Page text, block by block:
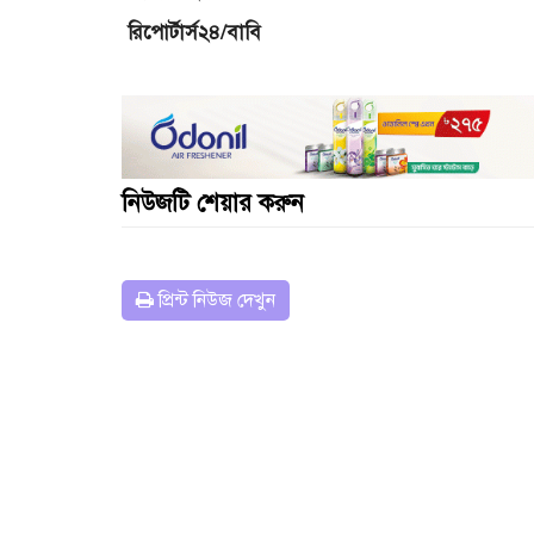
রিপোর্টার্স২৪/বাবি
নিউজটি শেয়ার করুন
প্রিন্ট নিউজ দেখুন